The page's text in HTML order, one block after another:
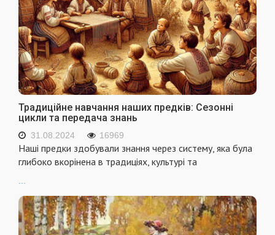
Традиційне навчання наших предків: Сезонні
цикли та передача знань
31.08.2024 16969
Наші предки здобували знання через систему, яка була
глибоко вкорінена в традиціях, культурі та